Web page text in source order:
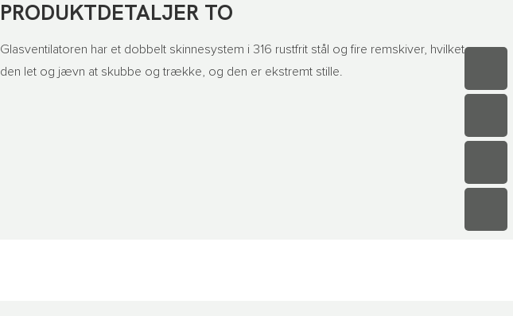
PRODUKTDETALJER TO
Glasventilatoren har et dobbelt skinnesystem i 316 rustfrit stål og fire remskiver, hvilket gør
den let og jævn at skubbe og trække, og den er ekstremt stille.